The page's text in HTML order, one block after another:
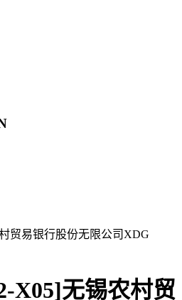
贸易银行股份无限公司XDG
X05]无锡农村贸